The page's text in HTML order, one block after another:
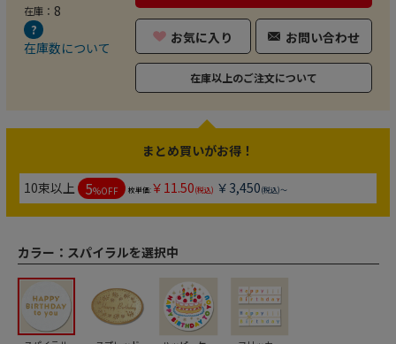
在庫： 8
在庫数について
お気に入り お問い合わせ
在庫以上のご注文について
まとめ買いがお得！
10束以上 5%OFF 枚単価:￥11.50(税込) ￥3,450(税込)～
カラー： スパイラルを選択中